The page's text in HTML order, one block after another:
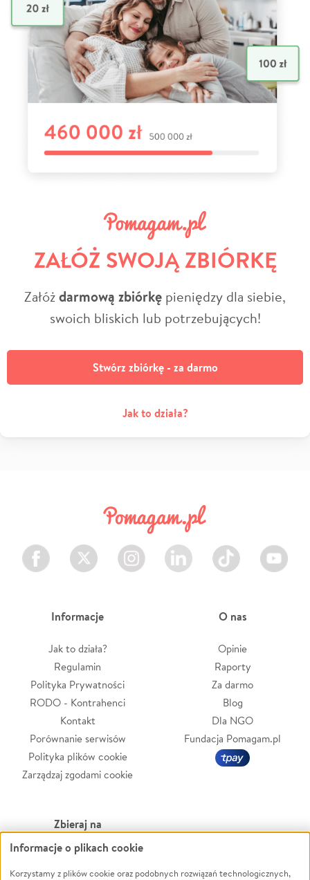
ZAŁÓŻ SWOJĄ ZBIÓRKĘ
Załóżdarmową zbiórkę pieniędzy dla siebie,
swoich bliskich lub potrzebujących!
Stwórz zbiórkę - za darmo
Jak to działa?
Facebook Twitter Instagram LinkedIn TikTok Youtube
Informacje
Jak to działa?
Regulamin
Polityka Prywatności
RODO - Kontrahenci
Kontakt
Porównanie serwisów
Polityka plików cookie
Zarządzaj zgodami cookie
O nas
Opinie
Raporty
Za darmo
Blog
Dla NGO
Fundacja Pomagam.pl
Zbieraj na
Leczenie
Zwierzęta
Powódź
Informacje o plikach cookie
Korzystamy z plików cookie oraz podobnych rozwiązań technologicznych,